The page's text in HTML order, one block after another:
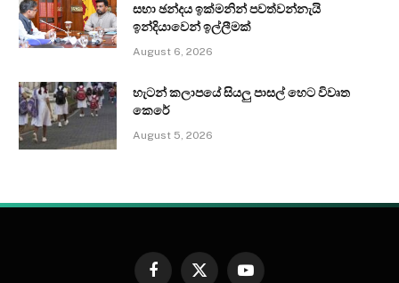
සභා ඡන්දය ඉක්මනින් පවත්වන්නැයි
ඉන්දියාවෙන් ඉල්ලීමක්
August 6, 2026
හැටන් කලාපයේ සියලු පාසල් හෙට විවෘත
කෙරේ
August 5, 2026
Facebook
X YouTube